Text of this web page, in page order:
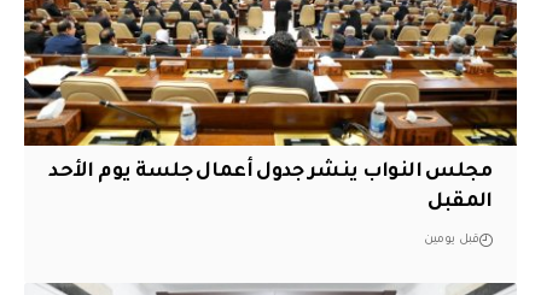
مجلس النواب ينشر جدول أعمال جلسة يوم الأحد
المقبل
قبل يومين